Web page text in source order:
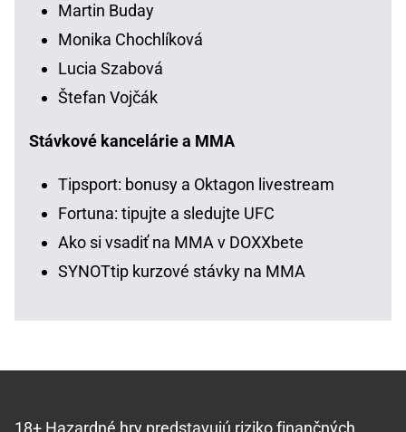
Martin Buday
Monika Chochlíková
Lucia Szabová
Štefan Vojčák
Stávkové kancelárie a MMA
Tipsport: bonusy a Oktagon livestream
Fortuna: tipujte a sledujte UFC
Ako si vsadiť na MMA v DOXXbete
SYNOTtip kurzové stávky na MMA